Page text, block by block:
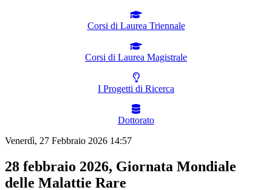
Corsi di Laurea Triennale
Corsi di Laurea Magistrale
I Progetti di Ricerca
Dottorato
Venerdì, 27 Febbraio 2026 14:57
28 febbraio 2026, Giornata Mondiale
delle Malattie Rare